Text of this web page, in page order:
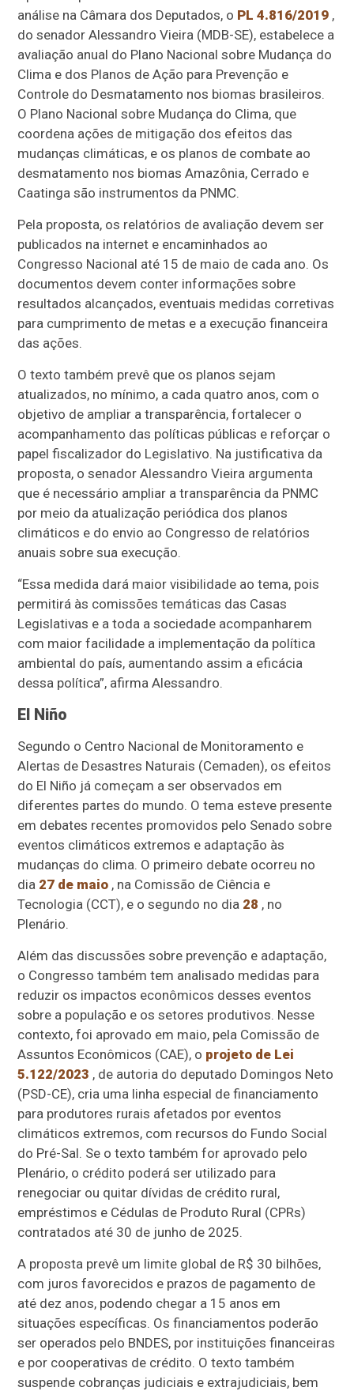
análise na Câmara dos Deputados, o PL 4.816/2019 ,
do senador Alessandro Vieira (MDB-SE), estabelece a
avaliação anual do Plano Nacional sobre Mudança do
Clima e dos Planos de Ação para Prevenção e
Controle do Desmatamento nos biomas brasileiros.
O Plano Nacional sobre Mudança do Clima, que
coordena ações de mitigação dos efeitos das
mudanças climáticas, e os planos de combate ao
desmatamento nos biomas Amazônia, Cerrado e
Caatinga são instrumentos da PNMC.
Pela proposta, os relatórios de avaliação devem ser
publicados na internet e encaminhados ao
Congresso Nacional até 15 de maio de cada ano. Os
documentos devem conter informações sobre
resultados alcançados, eventuais medidas corretivas
para cumprimento de metas e a execução financeira
das ações.
O texto também prevê que os planos sejam
atualizados, no mínimo, a cada quatro anos, com o
objetivo de ampliar a transparência, fortalecer o
acompanhamento das políticas públicas e reforçar o
papel fiscalizador do Legislativo. Na justificativa da
proposta, o senador Alessandro Vieira argumenta
que é necessário ampliar a transparência da PNMC
por meio da atualização periódica dos planos
climáticos e do envio ao Congresso de relatórios
anuais sobre sua execução.
“Essa medida dará maior visibilidade ao tema, pois
permitirá às comissões temáticas das Casas
Legislativas e a toda a sociedade acompanharem
com maior facilidade a implementação da política
ambiental do país, aumentando assim a eficácia
dessa política”, afirma Alessandro.
El Niño
Segundo o Centro Nacional de Monitoramento e
Alertas de Desastres Naturais (Cemaden), os efeitos
do El Niño já começam a ser observados em
diferentes partes do mundo. O tema esteve presente
em debates recentes promovidos pelo Senado sobre
eventos climáticos extremos e adaptação às
mudanças do clima. O primeiro debate ocorreu no
dia 27 de maio , na Comissão de Ciência e
Tecnologia (CCT), e o segundo no dia 28 , no
Plenário.
Além das discussões sobre prevenção e adaptação,
o Congresso também tem analisado medidas para
reduzir os impactos econômicos desses eventos
sobre a população e os setores produtivos. Nesse
contexto, foi aprovado em maio, pela Comissão de
Assuntos Econômicos (CAE), o projeto de Lei
5.122/2023 , de autoria do deputado Domingos Neto
(PSD-CE), cria uma linha especial de financiamento
para produtores rurais afetados por eventos
climáticos extremos, com recursos do Fundo Social
do Pré-Sal. Se o texto também for aprovado pelo
Plenário, o crédito poderá ser utilizado para
renegociar ou quitar dívidas de crédito rural,
empréstimos e Cédulas de Produto Rural (CPRs)
contratados até 30 de junho de 2025.
A proposta prevê um limite global de R$ 30 bilhões,
com juros favorecidos e prazos de pagamento de
até dez anos, podendo chegar a 15 anos em
situações específicas. Os financiamentos poderão
ser operados pelo BNDES, por instituições financeiras
e por cooperativas de crédito. O texto também
suspende cobranças judiciais e extrajudiciais, bem